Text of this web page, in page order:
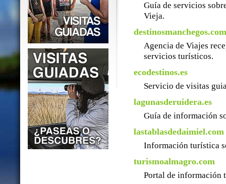
Guía de servicios
Vieja.
destinosmanchegos.com
Agencia de Viajes
servicios turísticos.
ecodestinos.es
Servicio de visitas
lagunasderuidera.es
Guía de información
lastablasdedaimiel.com
Información turística
turismoalmagro.com
Portal de información